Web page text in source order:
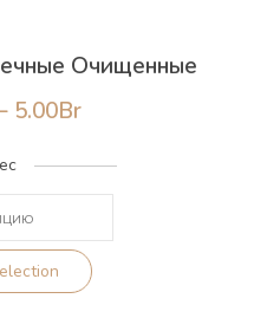
Очищенные
5.00BrДиапазон
1.00Br
5.00Br